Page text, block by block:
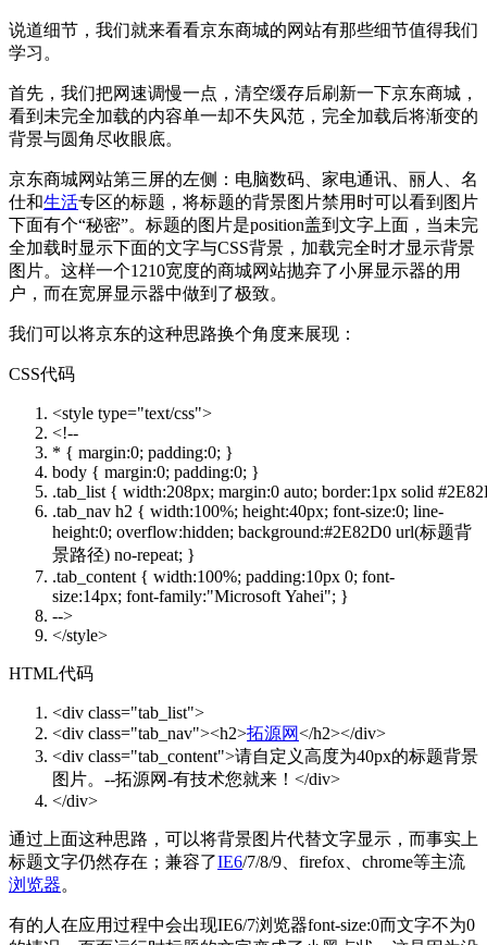
说道细节，我们就来看看京东商城的网站有那些细节值得我们
学习。
首先，我们把网速调慢一点，清空缓存后刷新一下京东商城，
看到未完全加载的内容单一却不失风范，完全加载后将渐变的
背景与圆角尽收眼底。
京东商城网站第三屏的左侧：电脑数码、家电通讯、丽人、名
仕和生活专区的标题，将标题的背景图片禁用时可以看到图片
下面有个“秘密”。标题的图片是position盖到文字上面，当未完
全加载时显示下面的文字与CSS背景，加载完全时才显示背景
图片。这样一个1210宽度的商城网站抛弃了小屏显示器的用
户，而在宽屏显示器中做到了极致。
我们可以将京东的这种思路换个角度来展现：
CSS代码
<style type="text/css">
<!--
* { margin:0; padding:0; }
body { margin:0; padding:0; }
.tab_list { width:208px; margin:0 auto; border:1px solid
.tab_nav h2 { width:100%; height:40px; font-size:0; line-
height:0; overflow:hidden; background:#2E82D0 url(标题背
景路径) no-repeat; }
.tab_content { width:100%; padding:10px 0; font-
size:14px; font-family:"Microsoft Yahei"; }
-->
</style>
HTML代码
<div class="tab_list">
<div class="tab_nav"><h2>拓源网</h2></div>
<div class="tab_content">请自定义高度为40px的标题背景
图片。--拓源网-有技术您就来！ </div>
</div>
通过上面这种思路，可以将背景图片代替文字显示，而事实上
标题文字仍然存在；兼容了IE6/7/8/9、firefox、chrome等主流
浏览器。
有的人在应用过程中会出现IE6/7浏览器font-size:0而文字不为0